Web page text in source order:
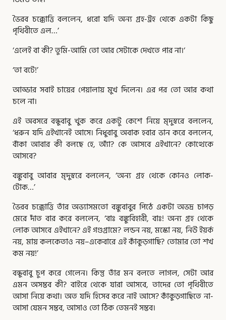
ভৈরব চক্কোত্তি বললেন, ধরো যদি অন্য গ্রহ-ট্রহ থেকে একটা কিছু
পৃথিবীতে এল…’
‘এলেই বা কী? তুমি-আমি তো আর সেটাকে দেখতে পার না।‘
‘তা বটে!’
আড্ডার সবাই চায়ের পেয়ালায় মুখ দিলেন। এর পর তো আর কথা
চলে না।
এই অবসরে বন্ধুবাবু খুক করে একটু কেশে নিয়ে মৃদুস্বরে বললেন,
‘ধরুন যদি এইখানেই আসে। নিধুবাবু অবাক হবার ভান করে বললেন,
বাঁকা আবার কী বলছে হে, অ্যাঁ? কে আসবে এইখানে? কোত্থেকে
আসবে?
বঙ্কুবাবু আবার মৃদুস্বরে বললেন, ‘অন্য গ্রহ থেকে কোনও লোক-
টোক…’
ভৈরব চক্কোত্তি তাঁর অভ্যাসমতো বঙ্কুবাবুর পিঠে একটা অভদ্র চাপড়
মেরে দাঁত বার করে বললেন, ‘বাঃ বঙ্কুবিহারী, বাঃ! অন্য গ্রহ থেকে
লোক আসবে এইখানে? এই গণ্ডগ্রামে? লন্ডন নয়, মস্কো নয়, নিউ ইয়র্ক
নয়, মায় কলকেতাও নয়–একেবারে এই কাঁকুড়গাছি? তোমার তো শখ
কম নয়!’
বন্ধুবাবু চুপ করে গেলেন। কিন্তু তাঁর মন বলতে লাগল, সেটা আর
এমন অসম্ভব কী? বাইরে থেকে যারা আসবে, তাদের তো পৃথিবীতে
আসা নিয়ে কথা। অত যদি হিসেব করে নাই আসে? কাঁকুড়গাছিতে না-
আসা যেমন সম্ভব, আসাও তো ঠিক তেমনই সম্ভব।